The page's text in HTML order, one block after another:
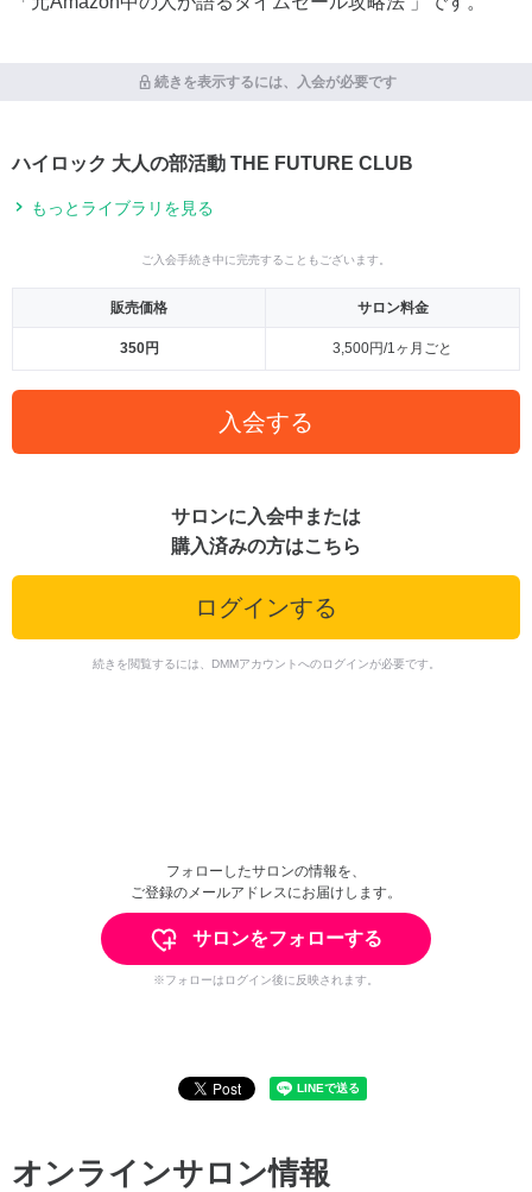
続きを表示するには、入会が必要です
ハイロック 大人の部活動 THE FUTURE CLUB
もっとライブラリを見る
ご入会手続き中に完売することもございます。
販売価格 サロン料金
350円 3,500円/1ヶ月ごと
入会する
サロンに入会中または
購入済みの方はこちら
ログインする
続きを閲覧するには、DMMアカウントへのログインが必要です。
フォローしたサロンの情報を、
ご登録のメールアドレスにお届けします。
サロンをフォローする
※フォローはログイン後に反映されます。
オンラインサロン情報